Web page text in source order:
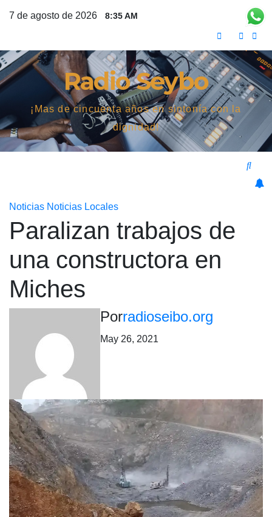
7 de agosto de 2026 8:35 AM
Radio Seybo
¡Mas de cincuenta años en sintonía con la
dignidad!
Noticias Noticias Locales
Paralizan trabajos de
una constructora en
Miches
Porradioseibo.org
May 26, 2021